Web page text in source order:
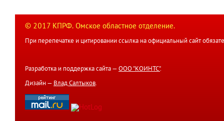
© 2017 КПРФ. Омское областное отделение.
При перепечатке и цитировании ссылка на официальный сайт
Разработка и поддержка сайта — ООО "КОИНТС".
Дизайн — Влад Салтыков.